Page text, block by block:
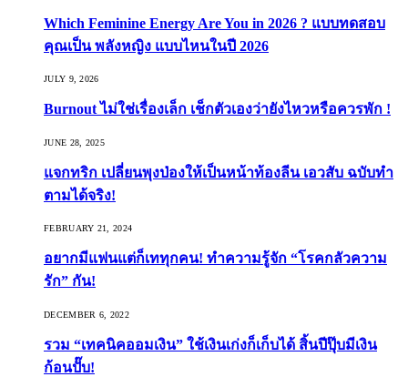
Which Feminine Energy Are You in 2026 ? แบบทดสอบ
คุณเป็น พลังหญิง แบบไหนในปี 2026
JULY 9, 2026
Burnout ไม่ใช่เรื่องเล็ก เช็กตัวเองว่ายังไหวหรือควรพัก !
JUNE 28, 2025
แจกทริก เปลี่ยนพุงป่องให้เป็นหน้าท้องลีน เอวสับ ฉบับทำ
ตามได้จริง!
FEBRUARY 21, 2024
อยากมีแฟนแต่ก็เททุกคน! ทำความรู้จัก “โรคกลัวความ
รัก” กัน!
DECEMBER 6, 2022
รวม “เทคนิคออมเงิน” ใช้เงินเก่งก็เก็บได้ สิ้นปีปุ๊บมีเงิน
ก้อนปั๊บ!